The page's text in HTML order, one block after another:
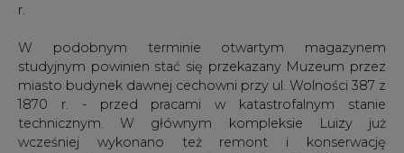
r.
W podobnym terminie otwartym magazynem
studyjnym powinien stać się przekazany Muzeum przez
miasto budynek dawnej cechowni przy ul. Wolności 387 z
1870 r. - przed pracami w katastrofalnym stanie
technicznym. W głównym kompleksie Luizy już
wcześniej wykonano też remont i konserwację